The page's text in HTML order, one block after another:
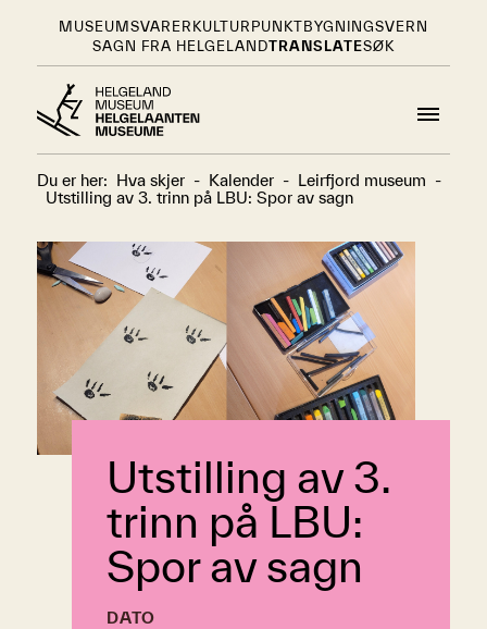
MUSEUMSVARER KULTURPUNKT BYGNINGSVERN
SAGN FRA HELGELANDTRANSLATESØK
Du er her: Hva skjer - Kalender - Leirfjord museum -
Utstilling av 3. trinn på LBU: Spor av sagn
Utstilling av 3.
trinn på LBU:
Spor av sagn
DATO